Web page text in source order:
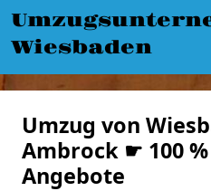
Wiesbaden
Umzug von
Ambrock ☛ 100
Angebote